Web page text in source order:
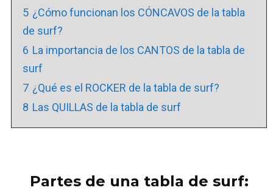
5 ¿Cómo funcionan los CÓNCAVOS de la tabla
de surf?
6 La importancia de los CANTOS de la tabla de
surf
7 ¿Qué es el ROCKER de la tabla de surf?
8 Las QUILLAS de la tabla de surf
Partes de una tabla de surf: